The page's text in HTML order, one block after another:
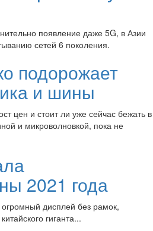
появление даже 5G, в Азии
сетей 6 поколения.
подорожает
и шины
цен и стоит ли уже сейчас бежать в
и микроволновкой, пока не
2021 года
дисплей без рамок,
гиганта...